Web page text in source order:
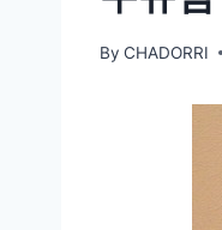
By CHADORRI